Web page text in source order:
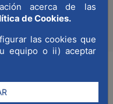
acerca de las
de Cookies.
las cookies que
equipo o ii) aceptar